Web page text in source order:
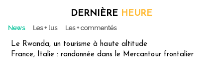
DERNIÈRE HEURE
News Les + lus Les + commentés
Le Rwanda, un tourisme à haute altitude
France, Italie : randonnée dans le Mercantour frontalier